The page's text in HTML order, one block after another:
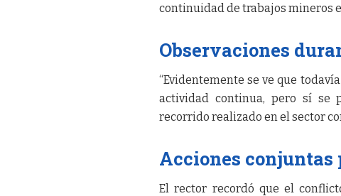
continuidad de trabajos mineros
Observaciones
“Evidentemente se ve que
actividad continua, pero sí se
recorrido realizado en el sector
Acciones
El rector recordó que el